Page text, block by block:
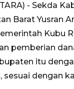
- Sekda
Barat Yusran
Kubu
pemberian
itu
sesuai dengan